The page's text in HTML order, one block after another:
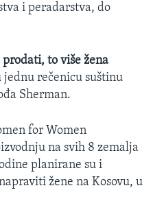
i peradarstva, do
to više žena
jednu rečenicu suštinu
Sherman.
for Women
na svih 8 zemalja
planirane su i
žene na Kosovu, u